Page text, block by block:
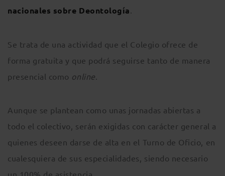
nacionales sobre Deontología.
Se trata de una actividad que el Colegio ofrece de
forma gratuita y que podrá seguirse tanto de manera
presencial como online.
Aunque se plantean como unas jornadas abiertas a
todo el colectivo, serán exigidas con carácter general a
quienes deseen darse de alta en el Turno de Oficio, en
cualesquiera de sus especialidades, siendo necesario